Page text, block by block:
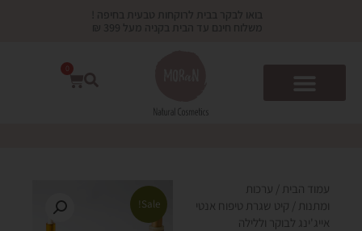
0
עגלת
עמוד הבית
ערכות
ומתנות / קיט שגרת טיפוח אנטי
אייג'ינג לבוקר וללילה
Sale!